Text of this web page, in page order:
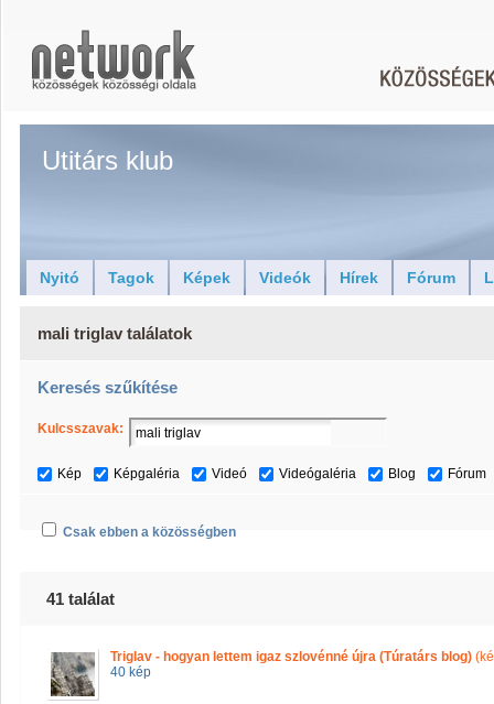
Utitárs klub
Nyitó Tagok Képek Videók Hírek Fórum
mali triglav találatok
Keresés szűkítése
Kulcsszavak:
Kép Képgaléria Videó Videógaléria Blog Fórum
Csak ebben a közösségben
41 találat
Triglav - hogyan lettem igaz szlovénné újra (Túratárs blog)
40 kép